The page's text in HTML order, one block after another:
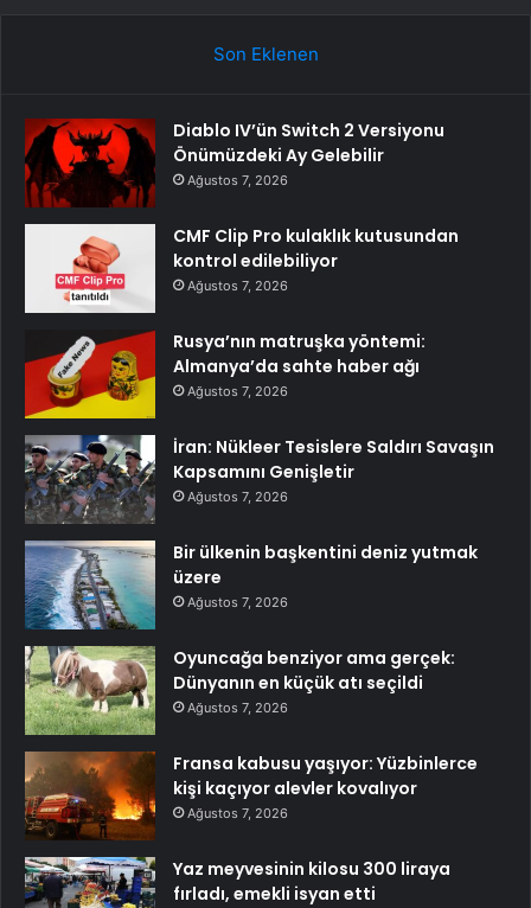
Son Eklenen
Diablo IV’ün Switch 2 Versiyonu
Önümüzdeki Ay Gelebilir
Ağustos 7, 2026
CMF Clip Pro kulaklık kutusundan
kontrol edilebiliyor
Ağustos 7, 2026
Rusya’nın matruşka yöntemi:
Almanya’da sahte haber ağı
Ağustos 7, 2026
İran: Nükleer Tesislere Saldırı Savaşın
Kapsamını Genişletir
Ağustos 7, 2026
Bir ülkenin başkentini deniz yutmak
üzere
Ağustos 7, 2026
Oyuncağa benziyor ama gerçek:
Dünyanın en küçük atı seçildi
Ağustos 7, 2026
Fransa kabusu yaşıyor: Yüzbinlerce
kişi kaçıyor alevler kovalıyor
Ağustos 7, 2026
Yaz meyvesinin kilosu 300 liraya
fırladı, emekli isyan etti